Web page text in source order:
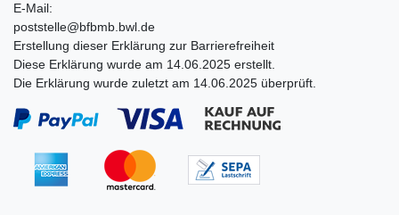
E-Mail:
poststelle@bfbmb.bwl.de
Erstellung dieser Erklärung zur Barrierefreiheit
Diese Erklärung wurde am 14.06.2025 erstellt.
Die Erklärung wurde zuletzt am 14.06.2025 überprüft.